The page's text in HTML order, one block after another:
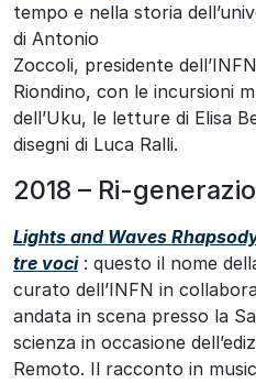
tempo e nella storia
di Antonio
Zoccoli, presidente
Riondino, con le incursioni
dell’Uku, le letture di Elisa
disegni di Luca Ralli.
2018 – Ri-
Lights and Waves
tre voci : questo il nome
curato dell’INFN in
andata in scena presso la
scienza in occasione
Remoto. Il racconto in